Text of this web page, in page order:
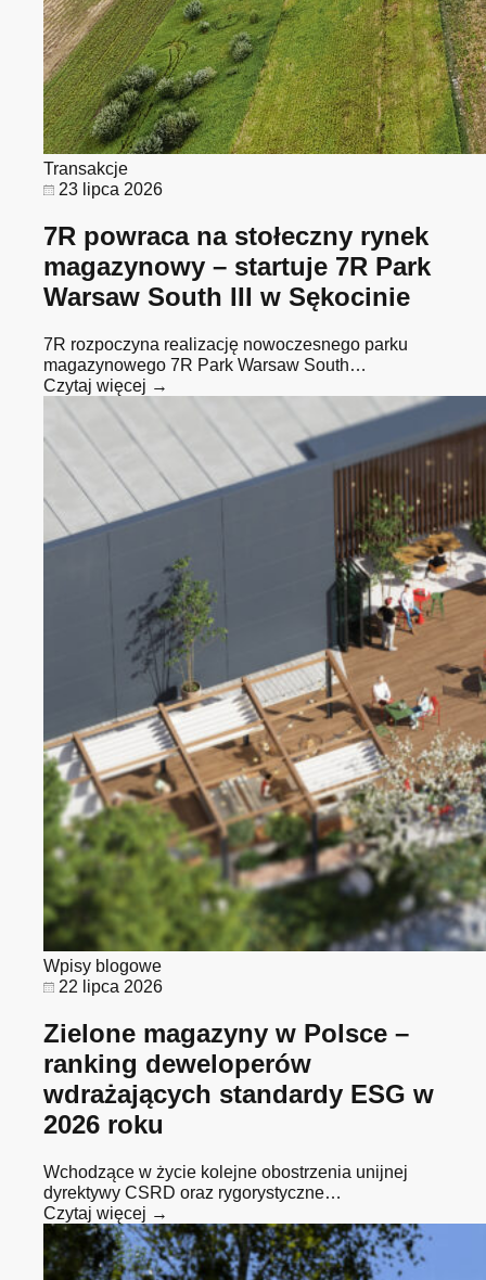
Transakcje
23 lipca 2026
7R powraca na stołeczny rynek
magazynowy – startuje 7R Park
Warsaw South III w Sękocinie
7R rozpoczyna realizację nowoczesnego parku
magazynowego 7R Park Warsaw South…
Czytaj więcej →
Wpisy blogowe
22 lipca 2026
Zielone magazyny w Polsce –
ranking deweloperów
wdrażających standardy ESG w
2026 roku
Wchodzące w życie kolejne obostrzenia unijnej
dyrektywy CSRD oraz rygorystyczne…
Czytaj więcej →